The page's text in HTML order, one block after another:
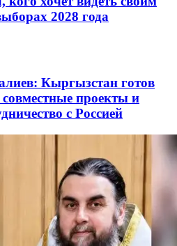
2028 года
Кыргызстан готов
проекты и
с Россией